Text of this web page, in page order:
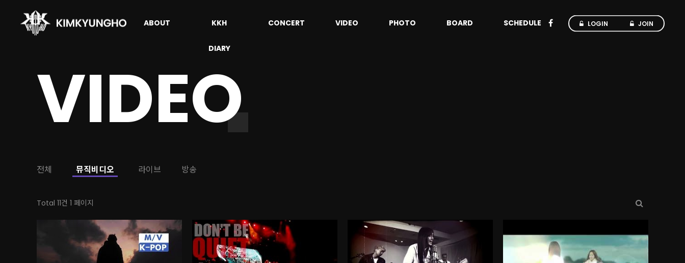
ABOUT KKH
DIARY
CONCERT VIDEO PHOTO BOARD SCHEDULE LOGIN JOIN
VIDEO
전체 뮤직비디오 라이브 방송
Total 11건 1 페이지